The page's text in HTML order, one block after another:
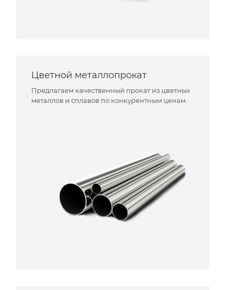
Цветной металлопрокат
Предлагаем качественный прокат из цветных
металлов и сплавов по конкурентным ценам.